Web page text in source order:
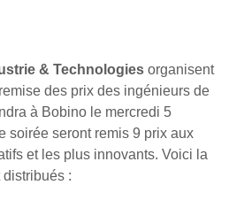
& Technologiesorganisent
des prix des ingénieurs de
à Bobino le mercredi 5
soirée seront remis 9 prix aux
et les plus innovants. Voici la
distribués :